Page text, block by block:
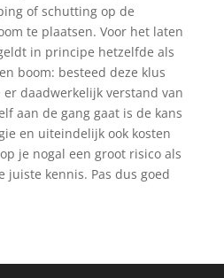
of schutting op de
te plaatsen. Voor het laten
in principe hetzelfde als
boom: besteed deze klus
daadwerkelijk verstand van
aan de gang gaat is de kans
en uiteindelijk ook kosten
je nogal een groot risico als
juiste kennis. Pas dus goed